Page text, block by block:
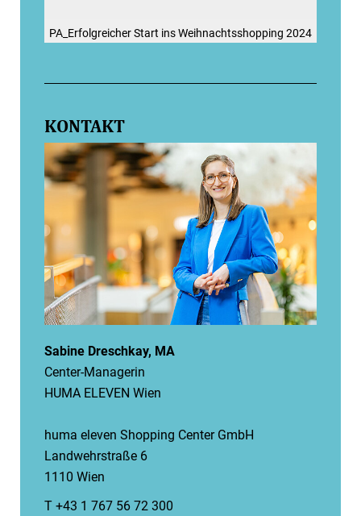
PA_Erfolgreicher Start ins Weihnachtsshopping 2024
KONTAKT
Sabine Dreschkay, MA
Center-Managerin
HUMA ELEVEN Wien
huma eleven Shopping Center GmbH
Landwehrstraße 6
1110 Wien
T +43 1 767 56 72 300